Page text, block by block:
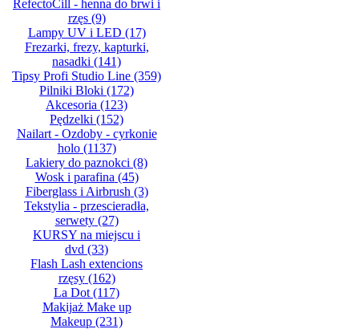
RefectoCill - henna do brwi i
rzęs(9)
Lampy UV i LED (17)
Frezarki, frezy, kapturki,
nasadki (141)
Tipsy Profi Studio Line (359)
Pilniki Bloki (172)
Akcesoria (123)
Pędzelki (152)
Nailart - Ozdoby - cyrkonie
holo(1137)
Lakiery do paznokci (8)
Wosk i parafina (45)
Fiberglass i Airbrush (3)
Tekstylia - przescieradła,
serwety(27)
KURSY na miejscu i
dvd (33)
Flash Lash extencions
rzęsy(162)
La Dot (117)
Makijaż Make up
Makeup (231)